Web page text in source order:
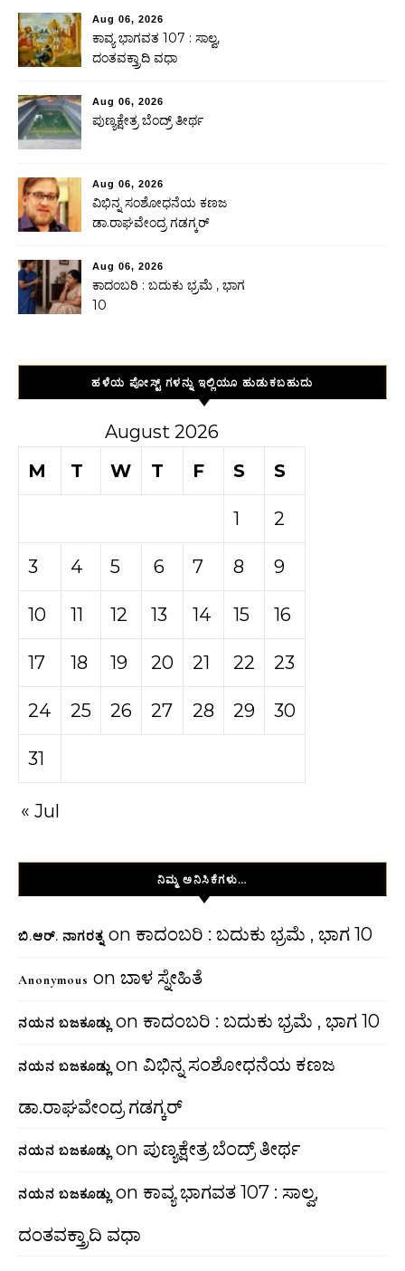
Aug 06, 2026
ಕಾವ್ಯ ಭಾಗವತ 107 : ಸಾಲ್ವ,
ದಂತವಕ್ತ್ರಾದಿ ವಧಾ
Aug 06, 2026
ಪುಣ್ಯಕ್ಷೇತ್ರ ಬೆಂದ್ರ್ ತೀರ್ಥ
Aug 06, 2026
ವಿಭಿನ್ನ ಸಂಶೋಧನೆಯ ಕಣಜ
ಡಾ.ರಾಘವೇಂದ್ರ ಗಡಗ್ಕರ್
Aug 06, 2026
ಕಾದಂಬರಿ : ಬದುಕು ಭ್ರಮೆ , ಭಾಗ
10
ಹಳೆಯ ಪೋಸ್ಟ್ ಗಳನ್ನು ಇಲ್ಲಿಯೂ ಹುಡುಕಬಹುದು
August 2026
M
T W T F S S
1 2
3 4 5 6 7 8 9
10 11 12 13 14 15 16
17 18 19 20 21 22 23
24 25 26 27 28 29 30
31
« Jul
ನಿಮ್ಮ ಅನಿಸಿಕೆಗಳು…
ಬಿ.ಆರ್. ನಾಗರತ್ನ on ಕಾದಂಬರಿ : ಬದುಕು ಭ್ರಮೆ , ಭಾಗ 10
Anonymous on ಬಾಳ ಸ್ನೇಹಿತೆ
ನಯನ ಬಜಕೂಡ್ಲು on ಕಾದಂಬರಿ : ಬದುಕು ಭ್ರಮೆ , ಭಾಗ 10
ನಯನ ಬಜಕೂಡ್ಲು on ವಿಭಿನ್ನ ಸಂಶೋಧನೆಯ ಕಣಜ
ಡಾ.ರಾಘವೇಂದ್ರ ಗಡಗ್ಕರ್
ನಯನ ಬಜಕೂಡ್ಲು on ಪುಣ್ಯಕ್ಷೇತ್ರ ಬೆಂದ್ರ್ ತೀರ್ಥ
ನಯನ ಬಜಕೂಡ್ಲು on ಕಾವ್ಯ ಭಾಗವತ 107 : ಸಾಲ್ವ,
ದಂತವಕ್ತ್ರಾದಿ ವಧಾ